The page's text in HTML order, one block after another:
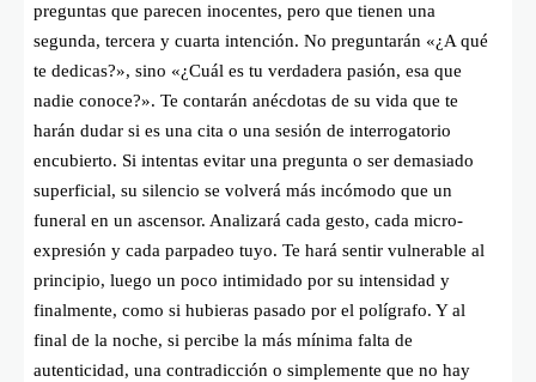
preguntas que parecen inocentes, pero que tienen una
segunda, tercera y cuarta intención. No preguntarán «¿A qué
te dedicas?», sino «¿Cuál es tu verdadera pasión, esa que
nadie conoce?». Te contarán anécdotas de su vida que te
harán dudar si es una cita o una sesión de interrogatorio
encubierto. Si intentas evitar una pregunta o ser demasiado
superficial, su silencio se volverá más incómodo que un
funeral en un ascensor. Analizará cada gesto, cada micro-
expresión y cada parpadeo tuyo. Te hará sentir vulnerable al
principio, luego un poco intimidado por su intensidad y
finalmente, como si hubieras pasado por el polígrafo. Y al
final de la noche, si percibe la más mínima falta de
autenticidad, una contradicción o simplemente que no hay